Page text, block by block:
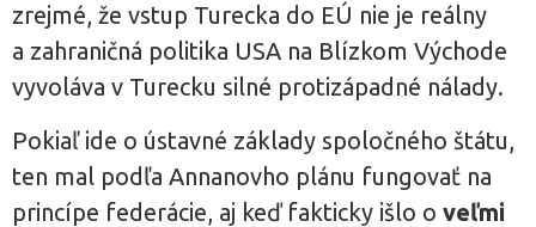
zrejmé, že vstup Turecka do EÚ nie je reálny
a zahraničná politika USA na Blízkom Východe
vyvoláva v Turecku silné protizápadné nálady.
Pokiaľ ide o ústavné základy spoločného štátu,
ten mal podľa Annanovho plánu fungovať na
princípe federácie, aj keď fakticky išlo o veľmi